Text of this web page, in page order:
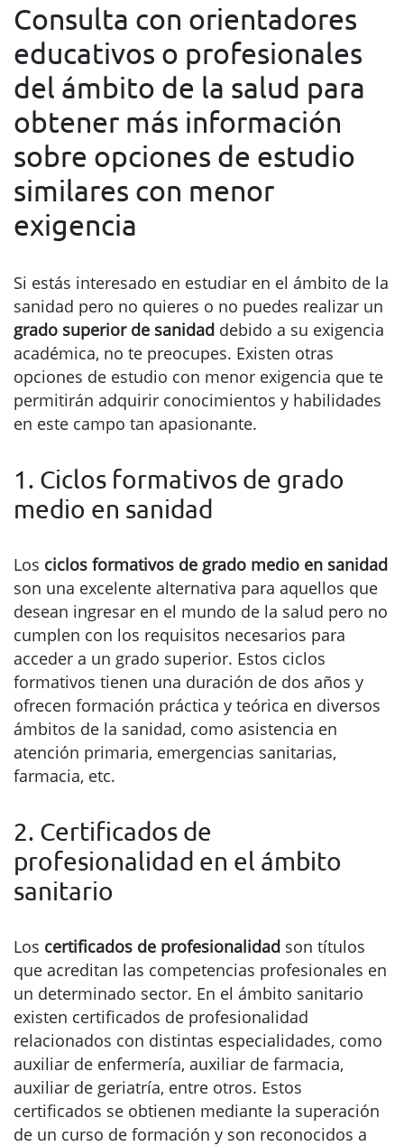
Consulta con orientadores
educativos o profesionales
del ámbito de la salud para
obtener más información
sobre opciones de estudio
similares con menor
exigencia
Si estás interesado en estudiar en el ámbito de la
sanidad pero no quieres o no puedes realizar un
grado superior de sanidad debido a su exigencia
académica, no te preocupes. Existen otras
opciones de estudio con menor exigencia que te
permitirán adquirir conocimientos y habilidades
en este campo tan apasionante.
1. Ciclos formativos de grado
medio en sanidad
Los ciclos formativos de grado medio en sanidad
son una excelente alternativa para aquellos que
desean ingresar en el mundo de la salud pero no
cumplen con los requisitos necesarios para
acceder a un grado superior. Estos ciclos
formativos tienen una duración de dos años y
ofrecen formación práctica y teórica en diversos
ámbitos de la sanidad, como asistencia en
atención primaria, emergencias sanitarias,
farmacia, etc.
2. Certificados de
profesionalidad en el ámbito
sanitario
Los certificados de profesionalidad son títulos
que acreditan las competencias profesionales en
un determinado sector. En el ámbito sanitario
existen certificados de profesionalidad
relacionados con distintas especialidades, como
auxiliar de enfermería, auxiliar de farmacia,
auxiliar de geriatría, entre otros. Estos
certificados se obtienen mediante la superación
de un curso de formación y son reconocidos a